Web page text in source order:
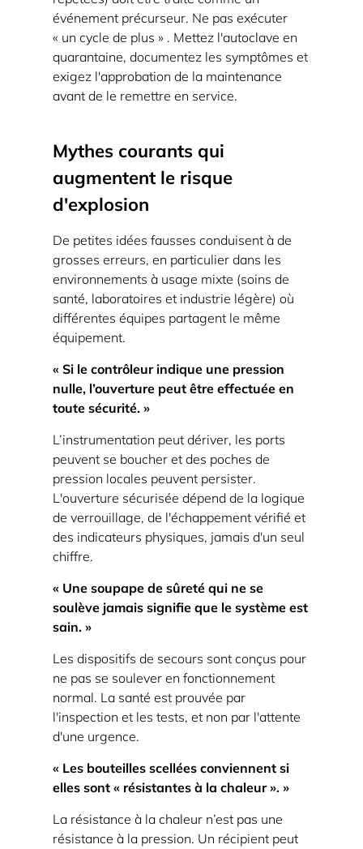
événement précurseur. Ne pas exécuter
« un cycle de plus » . Mettez l'autoclave en
quarantaine, documentez les symptômes et
exigez l'approbation de la maintenance
avant de le remettre en service.
Mythes courants qui
augmentent le risque
d'explosion
De petites idées fausses conduisent à de
grosses erreurs, en particulier dans les
environnements à usage mixte (soins de
santé, laboratoires et industrie légère) où
différentes équipes partagent le même
équipement.
« Si le contrôleur indique une pression
nulle, l’ouverture peut être effectuée en
toute sécurité. »
L’instrumentation peut dériver, les ports
peuvent se boucher et des poches de
pression locales peuvent persister.
L'ouverture sécurisée dépend de la logique
de verrouillage, de l'échappement vérifié et
des indicateurs physiques, jamais d'un seul
chiffre.
« Une soupape de sûreté qui ne se
soulève jamais signifie que le système est
sain. »
Les dispositifs de secours sont conçus pour
ne pas se soulever en fonctionnement
normal. La santé est prouvée par
l'inspection et les tests, et non par l'attente
d'une urgence.
« Les bouteilles scellées conviennent si
elles sont « résistantes à la chaleur ». »
La résistance à la chaleur n’est pas une
résistance à la pression. Un récipient peut